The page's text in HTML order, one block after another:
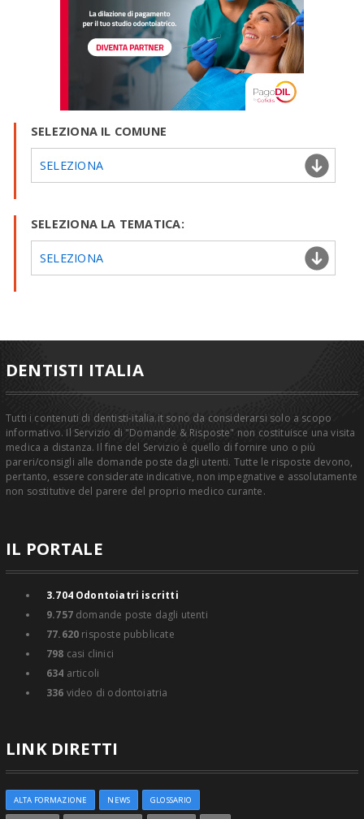
SELEZIONA IL COMUNE
SELEZIONA
SELEZIONA LA TEMATICA:
SELEZIONA
DENTISTI ITALIA
Tutti i contenuti di dentisti-italia.it sono da considerarsi solo a scopo
informativo. Il Servizio di "Domande & Risposte" non costituisce una visita
medica a distanza. Il fine del Servizio è quello di fornire uno o più
pareri/consigli alle domande poste dagli utenti. Tutte le risposte devono,
pertanto, essere considerate indicative, non impegnative e assolutamente
non sostitutive del parere del proprio medico curante.
IL PORTALE
3.704Odontoiatri iscritti
9.757domande poste dagli utenti
77.620 risposte pubblicate
798 casi clinici
634 articoli
336 video di odontoiatria
LINK DIRETTI
ALTA FORMAZIONE NEWS GLOSSARIO